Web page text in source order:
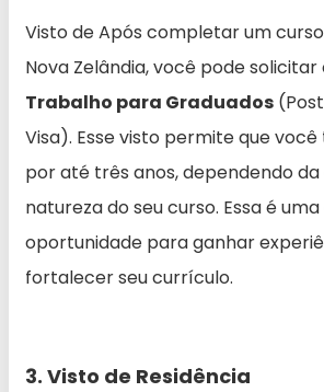
Visto de Após completar um
Nova Zelândia, você pode solicitar
Trabalho para Graduados
Visa). Esse visto permite que
por até três anos, dependendo
natureza do seu curso. Essa é
oportunidade para ganhar
fortalecer seu currículo.
3. Visto de Residência